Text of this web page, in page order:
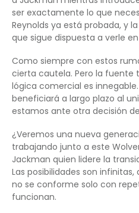
ser exactamente lo que
Reynolds ya está probada, y
que sigue dispuesta a verle
Como siempre con estos
cierta cautela. Pero la fuente
lógica comercial es
beneficiará a largo plazo al
estamos ante otra decisión
¿Veremos una nueva
trabajando junto a este
Jackman quien lidere la
Las posibilidades son
no se conforme solo con
funcionan.